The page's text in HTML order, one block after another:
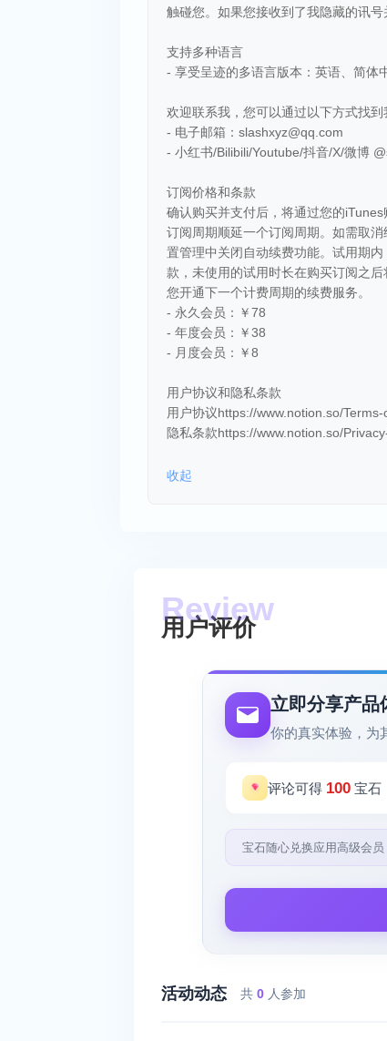
触碰您。如果您接收到了我隐藏的讯
支持多种语言
- 享受呈迹的多语言版本：英语、简体
欢迎联系我，您可以通过以下方式找到
- 电子邮箱：slashxyz@qq.com
- 小红书/Bilibili/Youtube/抖音/X/微博
订阅价格和条款
确认购买并支付后，将通过您的
订阅周期顺延一个订阅周期。如需取
置管理中关闭自动续费功能。试用期
款，未使用的试用时长在购买订阅之
您开通下一个计费周期的续费服务。
- 永久会员：￥78
- 年度会员：￥38
- 月度会员：￥8
用户协议和隐私条款
用户协议https://www.notion.so/
隐私条款https://www.notion.so/
收起
用户评价
立即分享产品
你的真实体验，为
评论可得 100 宝石
宝石随心兑换应用高级会员
活动动态 共 0 人参加